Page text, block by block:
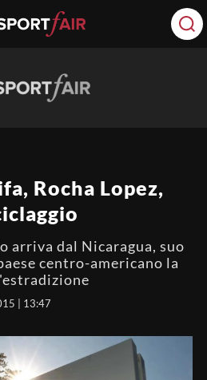
Rocha Lopez,
arriva dal Nicaragua, suo
centro-americano la
| 13:47